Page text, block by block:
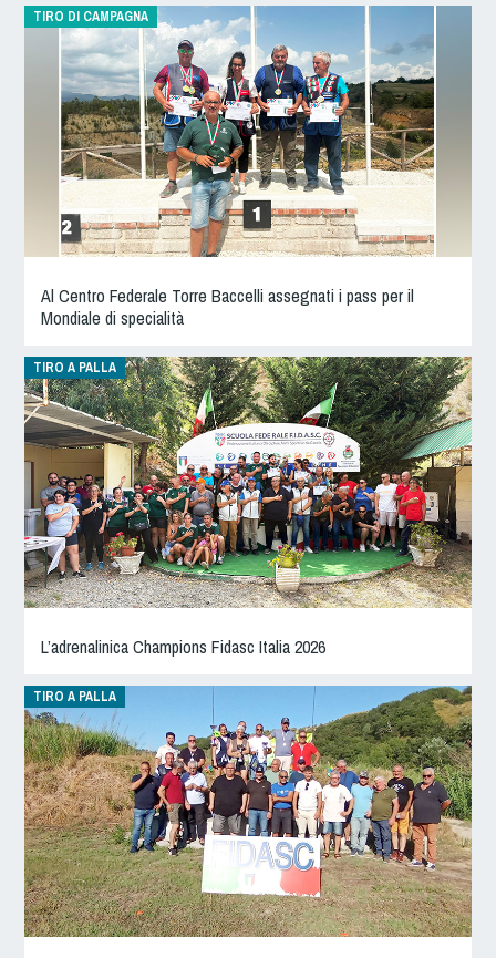
TIRO DI CAMPAGNA
Al Centro Federale Torre Baccelli assegnati i pass per il
Mondiale di specialità
TIRO A PALLA
L’adrenalinica Champions Fidasc Italia 2026
TIRO A PALLA
Dog Trail
Dog Triathlon
Hoopers
Mantrailing
Nosework
Obedience
Rally Obedience
Retriever Sport
Ricerca Tartufo
Sport acquatici
Treibball
Ipo Delta
Freestyle
Protezione civile Sportiva
Cinofilia Venatoria
Sleddog